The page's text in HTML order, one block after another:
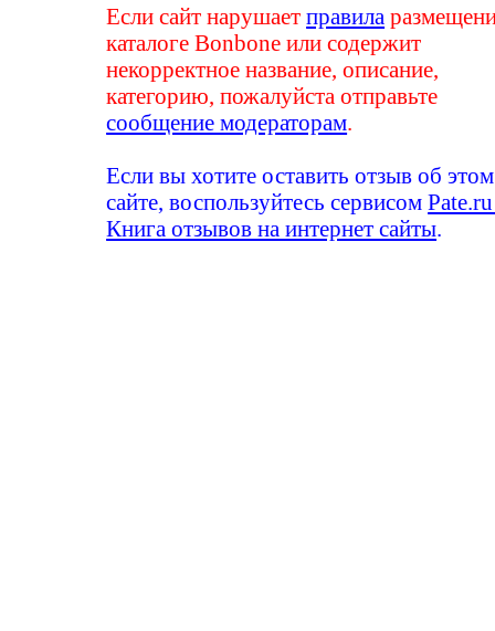
Если сайт нарушаетправила
каталоге Bonbone или содержит
некорректное название, описание,
категорию, пожалуйста отправьте
сообщение модераторам
Если вы хотите оставить отзыв об этом
сайте, воспользуйтесь сервисом
Книга отзывов на интернет сайты